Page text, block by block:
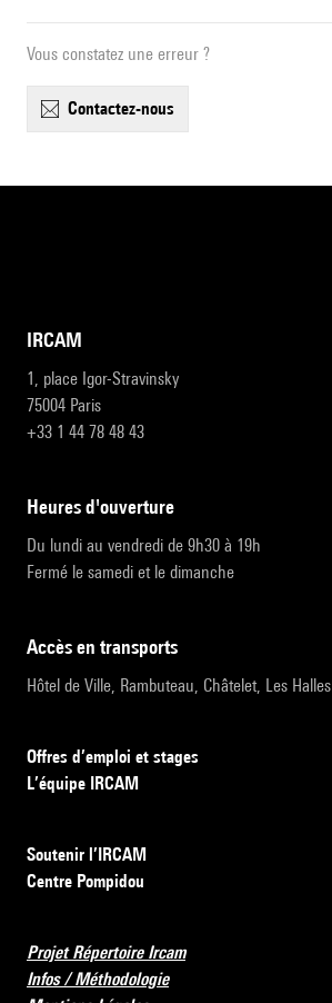
Vous constatez une erreur ?
contactez-nous
IRCAM
1, place Igor-Stravinsky
75004 Paris
+33 1 44 78 48 43
heures d'ouverture
Du lundi au vendredi de 9h30 à 19h
Fermé le samedi et le dimanche
accès en transports
Hôtel de Ville, Rambuteau, Châtelet, Les Halles
Offres d’emploi et stages
L’équipe IRCAM
Soutenir l’IRCAM
Centre Pompidou
Projet Répertoire Ircam
Infos / Méthodologie